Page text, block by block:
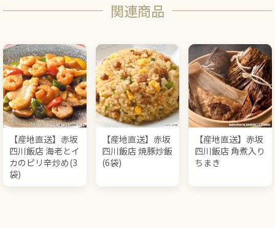
関連商品
【産地直送】赤坂
四川飯店 海老とイ
カのピリ辛炒め(3
袋)
【産地直送】赤坂
四川飯店 焼豚炒飯
(6袋)
【産地直送】赤坂
四川飯店 角煮入り
ちまき